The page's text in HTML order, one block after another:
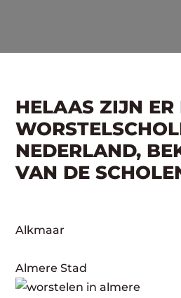
HELAAS ZIJN ER
NEDERLAND,
VAN DE
Alkmaar
Almere Stad